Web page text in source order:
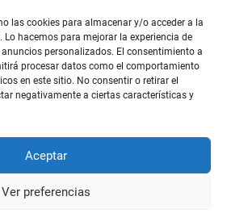
las cookies para almacenar y/o acceder a la
hacemos para mejorar la experiencia de
personalizados. El consentimiento a
procesar datos como el comportamiento
en este sitio. No consentir o retirar el
negativamente a ciertas características y
Aceptar
Ver preferencias